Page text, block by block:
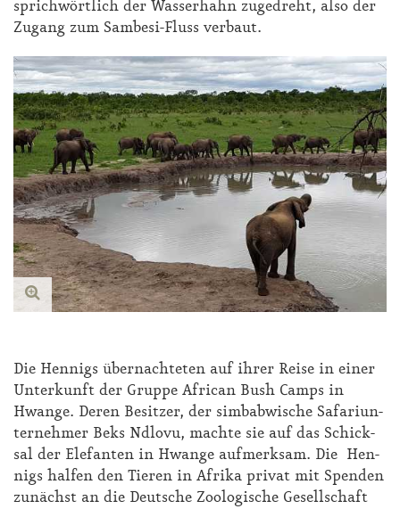
sprichwörtlich der Wasserhahn zugedreht, also der
Zugang zum Sambesi-Fluss verbaut.
Die Hen­nigs über­nach­te­ten auf ih­rer Rei­se in ei­ner
Un­ter­kunft der Grup­pe Af­ri­can Bush Camps in
Hwan­ge. De­ren Be­sit­zer, der sim­bab­wi­sche Sa­fa­ri­un­
ter­neh­mer Beks Nd­lo­vu, mach­te sie auf das Schick­
sal der Ele­fan­ten in Hwan­ge auf­merk­sam. Die Hen­
nigs hal­fen den Tie­ren in Afri­ka pri­vat mit Spen­den
zu­nächst an die Deut­sche Zoo­lo­gi­sche Ge­sell­schaft